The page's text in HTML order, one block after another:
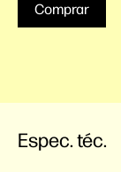
Comprar
Espec. téc.